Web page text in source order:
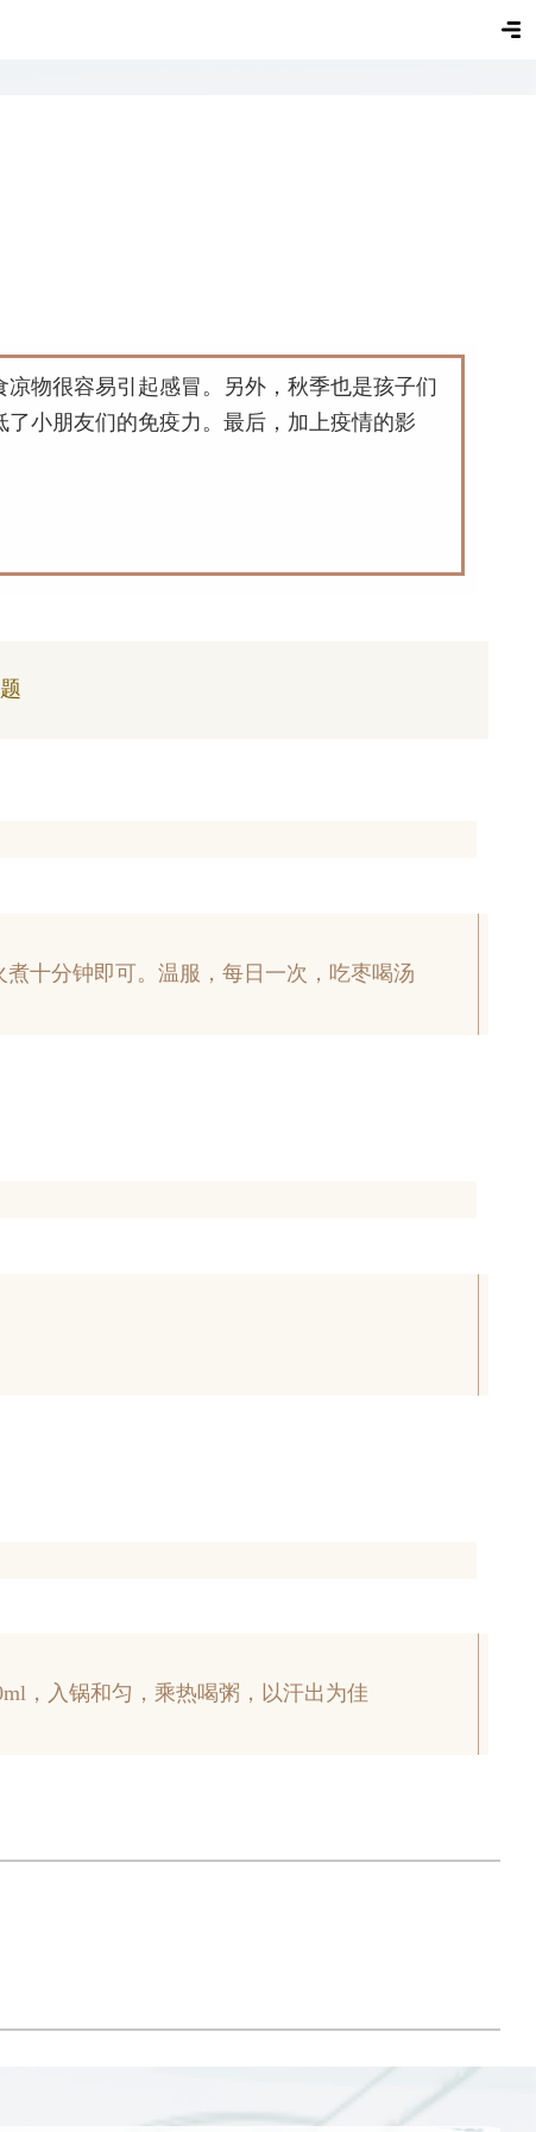
物很容易引起感冒。 另外，秋季也是孩子们
小朋友们的免疫力。 最后，加上疫情的影
十分钟即可。温服，每日一次，吃枣喝汤
，入锅和匀，乘热喝粥，以汗出为佳